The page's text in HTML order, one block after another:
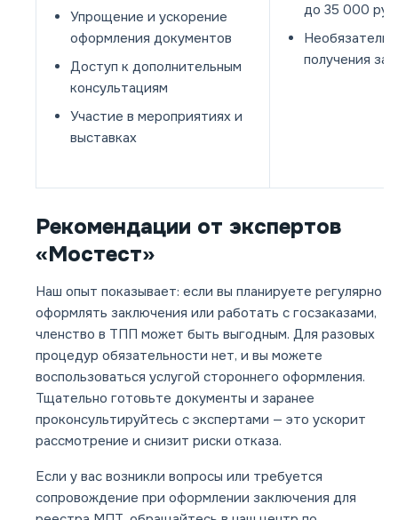
Упрощение и ускорение
оформления документов
Доступ к дополнительным
консультациям
Участие в мероприятиях и
выставках
до 35 000
получения
Рекомендации от экспертов
«Мостест»
Наш опыт показывает: если вы планируете регулярно
оформлять заключения или работать с госзаказами,
членство в ТПП может быть выгодным. Для разовых
процедур обязательности нет, и вы можете
воспользоваться услугой стороннего оформления.
Тщательно готовьте документы и заранее
проконсультируйтесь с экспертами — это ускорит
рассмотрение и снизит риски отказа.
Если у вас возникли вопросы или требуется
сопровождение при оформлении заключения для